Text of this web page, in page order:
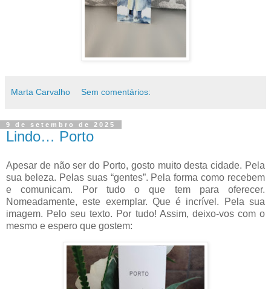
Marta Carvalho Sem comentários:
9 de setembro de 2025
Lindo… Porto
Apesar de não ser do Porto, gosto muito desta cidade. Pela
sua beleza. Pelas suas “gentes”. Pela forma como recebem
e comunicam. Por tudo o que tem para oferecer.
Nomeadamente, este exemplar. Que é incrível. Pela sua
imagem. Pelo seu texto. Por tudo! Assim, deixo-vos com o
mesmo e espero que gostem: